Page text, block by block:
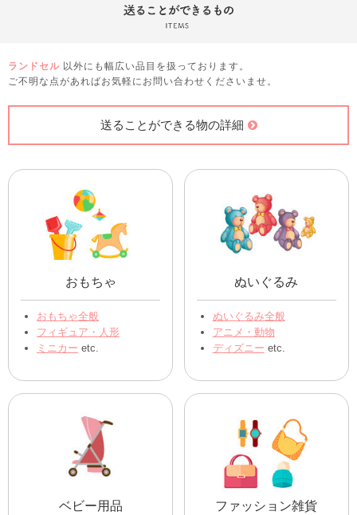
ランドセル 以外にも幅広い品目を扱っております。
ご不明な点があればお気軽にお問い合わせくださいませ。
送ることができる物の詳細
おもちゃ
おもちゃ全般
フィギュア・人形
ミニカー etc.
ぬいぐるみ
ぬいぐるみ全般
アニメ・動物
ディズニー etc.
ベビー用品 ファッション雑貨